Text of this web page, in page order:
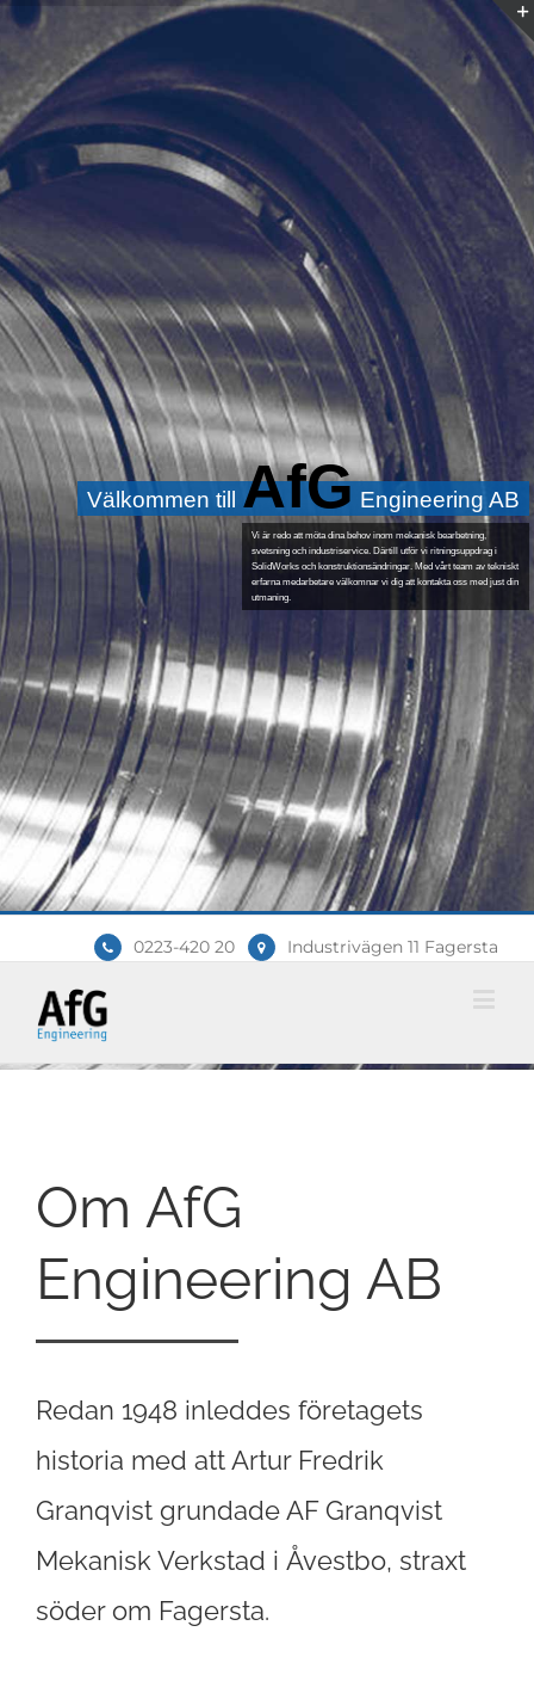
Vi är redo att möta dina behov inom mekanisk bearbetning,
svetsning och industriservice. Därtill utför vi ritningsuppdrag i
SolidWorks och konstruktionsändringar. Med vårt team av tekniskt
erfarna medarbetare välkomnar vi dig att kontakta oss med just din
utmaning.
Välkommen till AfG Engineering AB
0223-420 20 Industrivägen 11 Fagersta
Om AfG
Engineering AB
Redan 1948 inleddes företagets
historia med att Artur Fredrik
Granqvist grundade AF Granqvist
Mekanisk Verkstad i Åvestbo, straxt
söder om Fagersta.